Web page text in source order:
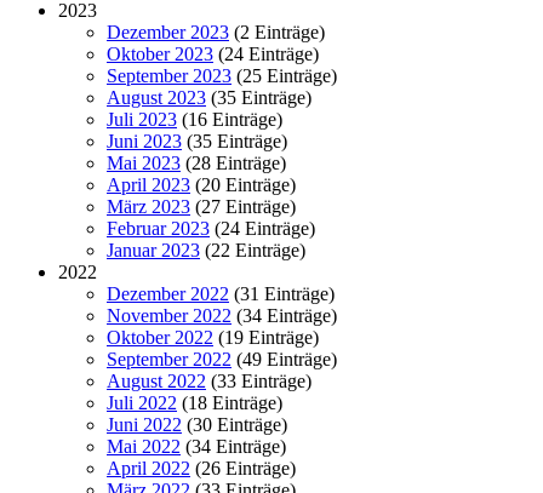
2023
Dezember 2023 (2 Einträge)
Oktober 2023 (24 Einträge)
September 2023 (25 Einträge)
August 2023 (35 Einträge)
Juli 2023 (16 Einträge)
Juni 2023 (35 Einträge)
Mai 2023 (28 Einträge)
April 2023 (20 Einträge)
März 2023 (27 Einträge)
Februar 2023 (24 Einträge)
Januar 2023 (22 Einträge)
2022
Dezember 2022 (31 Einträge)
November 2022 (34 Einträge)
Oktober 2022 (19 Einträge)
September 2022 (49 Einträge)
August 2022 (33 Einträge)
Juli 2022 (18 Einträge)
Juni 2022 (30 Einträge)
Mai 2022 (34 Einträge)
April 2022 (26 Einträge)